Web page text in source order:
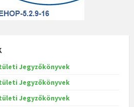
Jegyzőkönyvek
Jegyzőkönyvek
Jegyzőkönyvek